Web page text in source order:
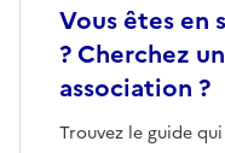
Vous êtes en
? Cherchez
association ?
Trouvez le guide